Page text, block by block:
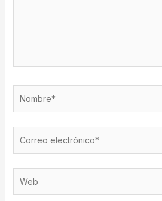
electrónico*